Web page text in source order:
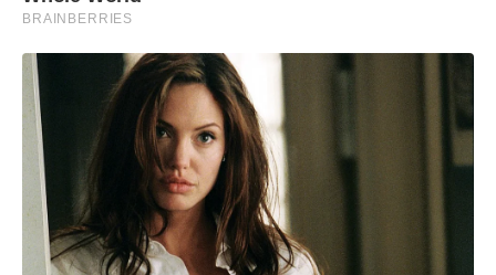
BRAINBERRIES